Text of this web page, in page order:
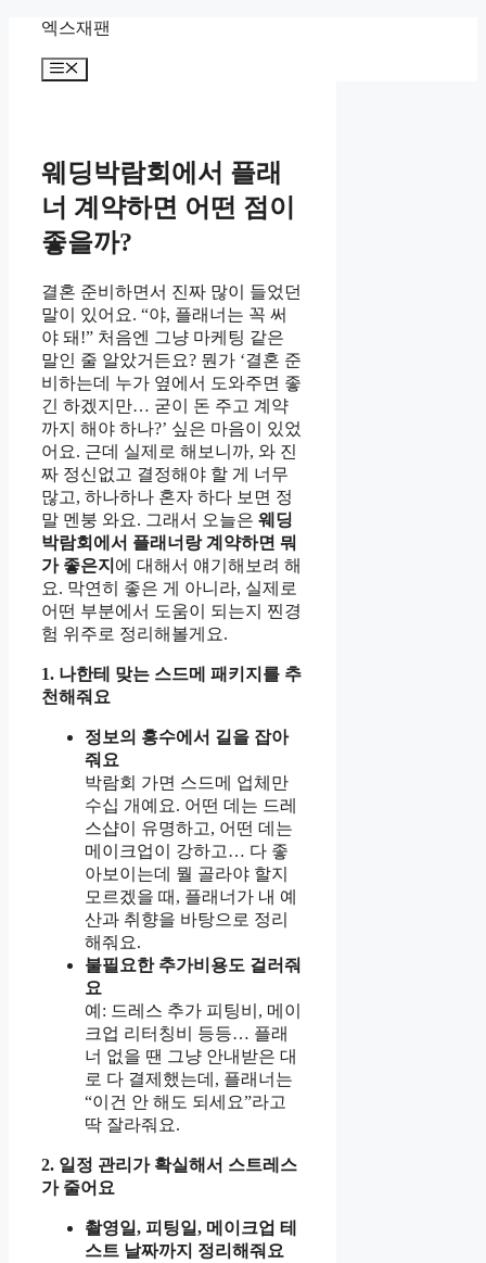
content
엑스재팬
Menu
웨딩박람회에서 플래
너 계약하면 어떤 점이
좋을까?
결혼 준비하면서 진짜 많이 들었던
말이 있어요. “야, 플래너는 꼭 써
야 돼!” 처음엔 그냥 마케팅 같은
말인 줄 알았거든요? 뭔가 ‘결혼 준
비하는데 누가 옆에서 도와주면 좋
긴 하겠지만… 굳이 돈 주고 계약
까지 해야 하나?’ 싶은 마음이 있었
어요. 근데 실제로 해보니까, 와 진
짜 정신없고 결정해야 할 게 너무
많고, 하나하나 혼자 하다 보면 정
말 멘붕 와요. 그래서 오늘은 웨딩
박람회에서 플래너랑 계약하면 뭐
가 좋은지 에 대해서 얘기해보려 해
요. 막연히 좋은 게 아니라, 실제로
어떤 부분에서 도움이 되는지 찐경
험 위주로 정리해볼게요.
1. 나한테 맞는 스드메 패키지를 추
천해줘요
정보의 홍수에서 길을 잡아
줘요
박람회 가면 스드메 업체만
수십 개예요. 어떤 데는 드레
스샵이 유명하고, 어떤 데는
메이크업이 강하고… 다 좋
아보이는데 뭘 골라야 할지
모르겠을 때, 플래너가 내 예
산과 취향을 바탕으로 정리
해줘요.
불필요한 추가비용도 걸러줘
요
예: 드레스 추가 피팅비, 메이
크업 리터칭비 등등… 플래
너 없을 땐 그냥 안내받은 대
로 다 결제했는데, 플래너는
“이건 안 해도 되세요”라고
딱 잘라줘요.
2. 일정 관리가 확실해서 스트레스
가 줄어요
촬영일, 피팅일, 메이크업 테
스트 날짜까지 정리해줘요